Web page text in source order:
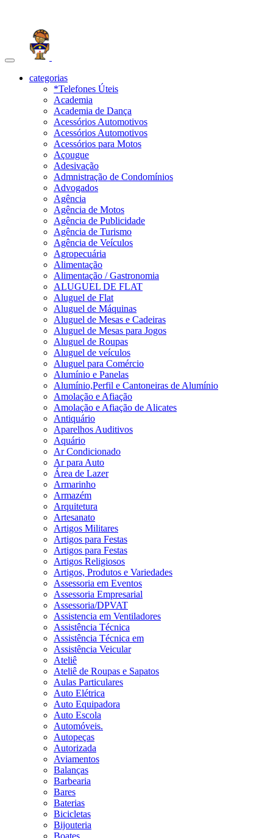
Toggle
navigationcategorias
*Telefones Úteis
Academia
Academia de Dança
Acessórios Automotivos
Acessórios Automotivos
Acessórios para Motos
Açougue
Adesivação
Admnistração de Condomínios
Advogados
Agência
Agência de Motos
Agência de Publicidade
Agência de Turismo
Agência de Veículos
Agropecuária
Alimentação
Alimentação / Gastronomia
ALUGUEL DE FLAT
Aluguel de Flat
Aluguel de Máquinas
Aluguel de Mesas e Cadeiras
Aluguel de Mesas para Jogos
Aluguel de Roupas
Aluguel de veículos
Aluguel para Comércio
Alumínio e Panelas
Alumínio,Perfil e Cantoneiras de Alumínio
Amolação e Afiação
Amolação e Afiação de Alicates
Antiquário
Aparelhos Auditivos
Aquário
Ar Condicionado
Ar para Auto
Área de Lazer
Armarinho
Armazém
Arquitetura
Artesanato
Artigos Militares
Artigos para Festas
Artigos para Festas
Artigos Religiosos
Artigos, Produtos e Variedades
Assessoria em Eventos
Assessoria Empresarial
Assessoria/DPVAT
Assistencia em Ventiladores
Assistência Técnica
Assistência Técnica em
Assistência Veicular
Ateliê
Ateliê de Roupas e Sapatos
Aulas Particulares
Auto Elétrica
Auto Equipadora
Auto Escola
Automóveis.
Autopeças
Autorizada
Aviamentos
Balanças
Barbearia
Bares
Baterias
Bicicletas
Bijouteria
Boates